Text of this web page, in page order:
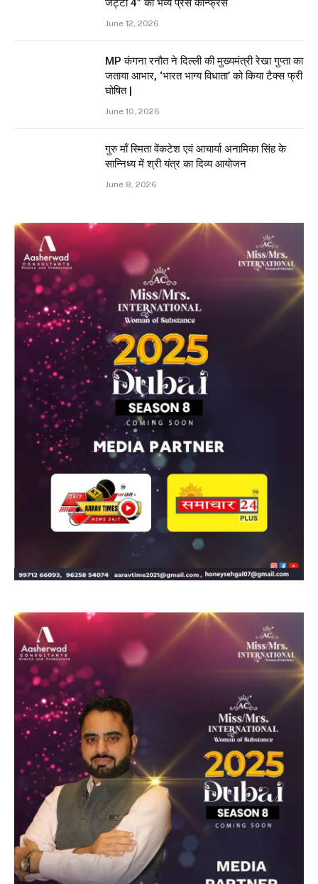
जट्टा 4” का भव्य प्रेस कॉन्फ्रेंस
June 12, 2026
MP कंगना रनौत ने दिल्ली की मुख्यमंत्री रेखा गुप्ता का
जताया आभार, ‘भारत भाग्य विधाता’ को किया टैक्स फ्री
घोषित |
June 10, 2026
गुरु माँ स्मिता वेंकटेश एवं आचार्या अनामिका सिंह के
सान्निध्य में श्री यंत्र का दिव्य आयोजन
June 8, 2026